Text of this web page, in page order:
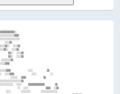
░░▒▒▒▒▒▒▒▒▒▒▒▒░░
▒▒▒▒░░░░░░░░░░░░░░░░▒▒▒▒
░░░░░░░░░░░░░░░░░░░░░░░░░░░░
▒▒▒▒▒▒▒▒    ░░░░    ░░░░▒▒
░░▒▒░░░░▒▒░░  ░░░░▒▒
░░        ░░░░░░▒▒░░  ░░░░▒▒
▒▒░░            ▒▒░░  ░░░░▒▒
▒▒  ▒▒░░          ▒▒░░  ░░░░▒▒
▒▒  ▒▒░░        ▒▒  ░░░░░░░░▒▒
▒▒  ▒▒            ▒▒  ░░░░▒▒▒▒
▒▒  ▒▒▒▒▒▒▒▒▒▒▒▒░░▒▒▒▒░░
░░░░░░░░▒▒▒▒          ░░░░        ▒▒
░░  ░░░░▒▒▒▒          ░░░░        ░░
░░░░░░  ▒▒▒▒          ▒▒
░░░░░░░░░░░░░░░░░░░░░░░░░░░░▒▒
░░░░    ▒▒▒▒▒▒▒▒▒▒▒▒▒▒      ▒▒
░░  ░░░░          ▒▒▒▒  ░░▒▒
░░░░      ░░░░░░░░      ░░░░░░░░░░░░░░